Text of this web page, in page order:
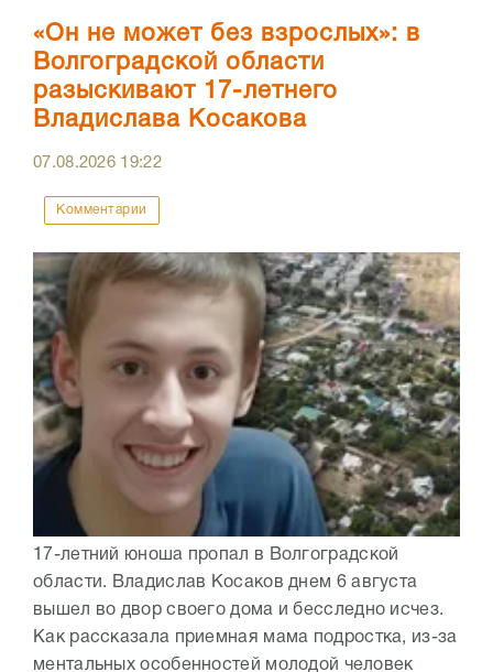
«Он не может без взрослых»: в
Волгоградской области
разыскивают 17-летнего
Владислава Косакова
07.08.2026 19:22
Комментарии
17-летний юноша пропал в Волгоградской
области. Владислав Косаков днем 6 августа
вышел во двор своего дома и бесследно исчез.
Как рассказала приемная мама подростка, из-за
ментальных особенностей молодой человек